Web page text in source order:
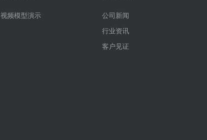
视频模型演示
公司新闻
行业资讯
客户见证